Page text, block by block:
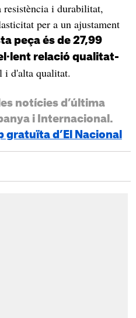
i durabilitat,
per a un ajustament
peça és de 27,99
relació qualitat-
i d'alta qualitat.
notícies d’última
i Internacional.
gratuïta d’El Nacional